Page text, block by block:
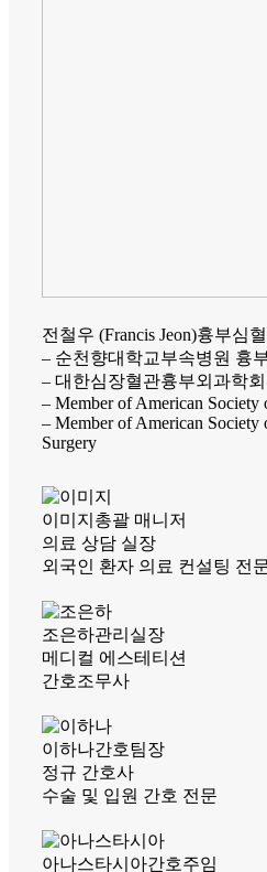
전철우 (Francis Jeon)흉부심
– 순천향대학교부속병원 흉
– 대한심장혈관흉부외과학
– Member of American Society
– Member of American
Surgery
이미지 총괄 매니저
의료 상담 실장
외국인 환자 의료 컨설팅 전
조은하관리실장
메디컬 에스테티션
간호조무사
이하나간호팀장
정규 간호사
수술 및 입원 간호 전문
아나스타시아간호주임